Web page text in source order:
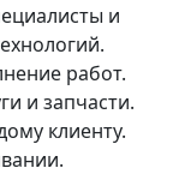
и
работ.
и запчасти.
клиенту.